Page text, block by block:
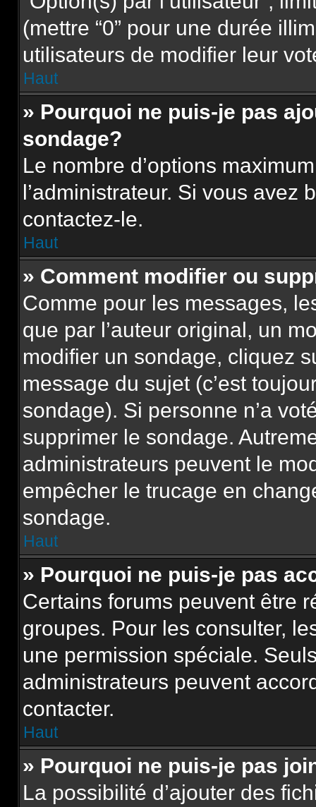
(mettre “0” pour une durée
utilisateurs de modifier leur
Haut
» Pourquoi ne puis-je pas
sondage?
Le nombre d’options
l’administrateur. Si vous avez
contactez-le.
Haut
» Comment modifier ou
Comme pour les messages,
que par l’auteur original, un
modifier un sondage, cliquez
message du sujet (c’est
sondage). Si personne n’a
supprimer le sondage.
administrateurs peuvent le
empêcher le trucage en
sondage.
Haut
» Pourquoi ne puis-je pas
Certains forums peuvent être
groupes. Pour les consulter,
une permission spéciale.
administrateurs peuvent
contacter.
Haut
» Pourquoi ne puis-je pas
La possibilité d’ajouter des